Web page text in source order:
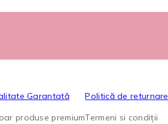
Garantată
produse premium
Politică de returnare
Termeni si condiții